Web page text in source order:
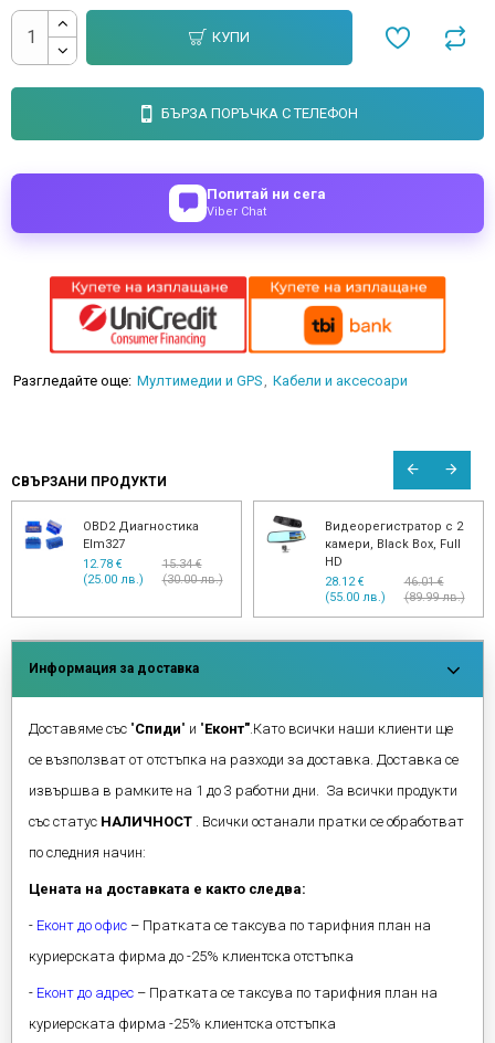
КУПИ
БЪРЗА ПОРЪЧКА С ТЕЛЕФОН
Попитай ни сега
Viber Chat
Разгледайте още: Мултимедии и GPS Кабели и аксесоари
СВЪРЗАНИ ПРОДУКТИ
OBD2 Диагностика
Elm327
12.78 €
(25.00 лв.)
15.34 €
(30.00 лв.)
Видеорегистратор с 2
камери, Black Box, Full
HD
28.12 €
(55.00 лв.)
46.01 €
(89.99 лв.)
Информация за доставка
Доставяме със "Спиди" и "Еконт" .Като всички наши клиенти ще
се възползват от отстъпка на разходи за доставка. Доставка се
извършва в рамките на 1 до 3 работни дни. За всички продукти
със статус НАЛИЧНОСТ
. Всички останали пратки се обработват
по следния начин:
Цената на доставката е както следва:
- Еконт до офис – Пратката се таксува по тарифния план на
куриерската фирма до -25% клиентска отстъпка
- Еконт до адрес – Пратката се таксува по тарифния план на
куриерската фирма -25% клиентска отстъпка